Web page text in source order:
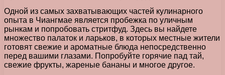
Одной из самых захватывающих частей кулинарного
опыта в Чиангмае является пробежка по уличным
рынкам и попробовать стритфуд. Здесь вы найдете
множество палаток и ларьков, в которых местные жители
готовят свежие и ароматные блюда непосредственно
перед вашими глазами. Попробуйте горячие пад тай,
свежие фрукты, жареные бананы и многое другое.